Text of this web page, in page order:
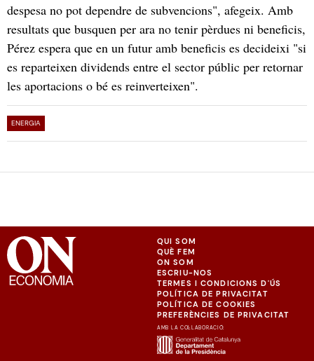
despesa no pot dependre de subvencions", afegeix. Amb
resultats que busquen per ara no tenir pèrdues ni beneficis,
Pérez espera que en un futur amb beneficis es decideixi "si
es reparteixen dividends entre el sector públic per retornar
les aportacions o bé es reinverteixen".
ENERGIA
QUI SOM
QUÈ FEM
ON SOM
ESCRIU-NOS
TERMES I CONDICIONS D'ÚS
POLÍTICA DE PRIVACITAT
POLÍTICA DE COOKIES
PREFERÈNCIES DE PRIVACITAT
AMB LA COL·LABORACIÓ: